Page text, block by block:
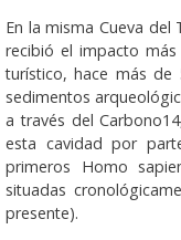
En la misma Cueva
recibió el impacto
turístico, hace más
sedimentos
a través del
esta cavidad por
primeros Homo
situadas
presente).